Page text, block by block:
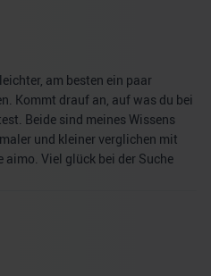
am besten ein paar
Kommt drauf an, auf was du bei
Beide sind meines Wissens
und kleiner verglichen mit
aimo. Viel glück bei der Suche